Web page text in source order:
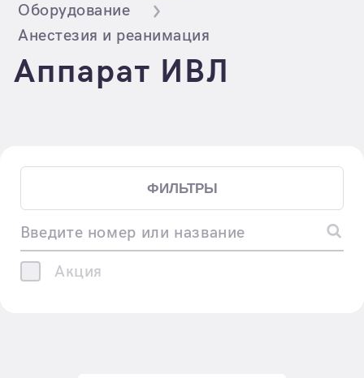
Оборудование
Анестезия и реанимация
Аппарат ИВЛ
Введите номер или название
Акция
ФИЛЬТРЫ